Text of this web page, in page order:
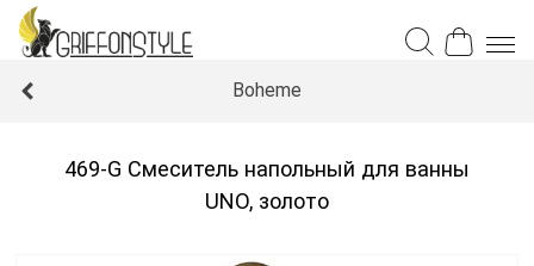
Boheme
469-G Смеситель напольный для ванны
UNO, золото